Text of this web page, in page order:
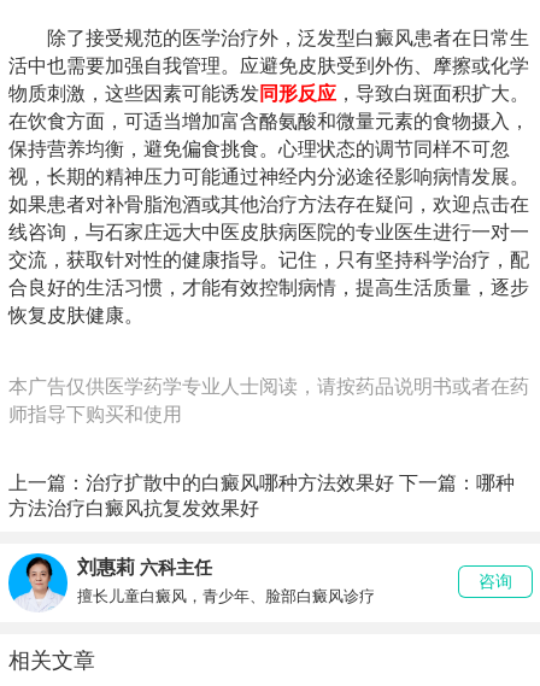
除了接受规范的医学治疗外，泛发型白癜风患者在日常生
活中也需要加强自我管理。应避免皮肤受到外伤、摩擦或化学
物质刺激，这些因素可能诱发同形反应 ，导致白斑面积扩大。
在饮食方面，可适当增加富含酪氨酸和微量元素的食物摄入，
保持营养均衡，避免偏食挑食。心理状态的调节同样不可忽
视，长期的精神压力可能通过神经内分泌途径影响病情发展。
如果患者对补骨脂泡酒或其他治疗方法存在疑问，欢迎点击在
线咨询，与石家庄远大中医皮肤病医院的专业医生进行一对一
交流，获取针对性的健康指导。记住，只有坚持科学治疗，配
合良好的生活习惯，才能有效控制病情，提高生活质量，逐步
恢复皮肤健康。
本广告仅供医学药学专业人士阅读，请按药品说明书或者在药
师指导下购买和使用
上一篇： 治疗扩散中的白癜风哪种方法效果好 下一篇： 哪种
方法治疗白癜风抗复发效果好
刘惠莉 六科主任
擅长儿童白癜风，青少年、脸部白癜风诊疗
咨询
相关文章